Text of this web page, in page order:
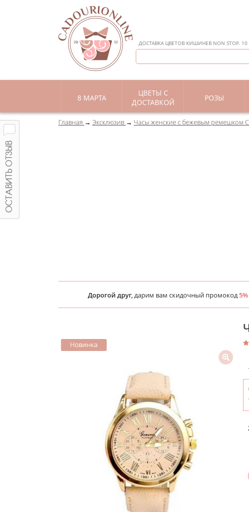
ДОСТАВКА ЦВЕТОВ КИШИНЕВ NON STOP.
8 МАРТА
ЦВЕТЫ С
ДОСТАВКОЙ
РОЗЫ
Главная Эксклюзив Часы женские c бежевым ремешком
Дорогой друг,дарим вам скидочный промокод